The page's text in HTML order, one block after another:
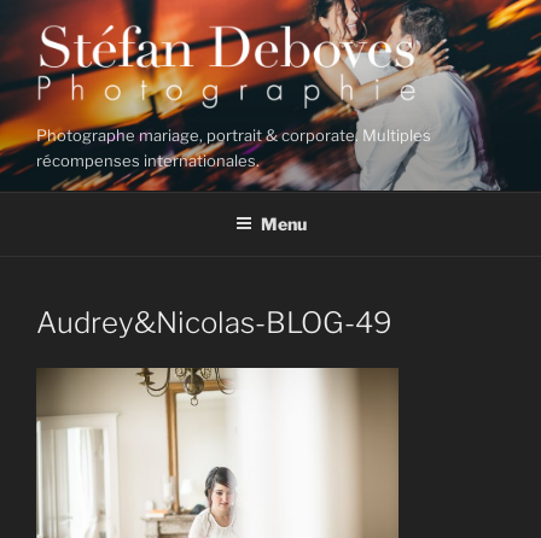
au
contenu
principal
Photographe mariage, portrait & corporate. Multiples
récompenses internationales.
Menu
Audrey&Nicolas-BLOG-49